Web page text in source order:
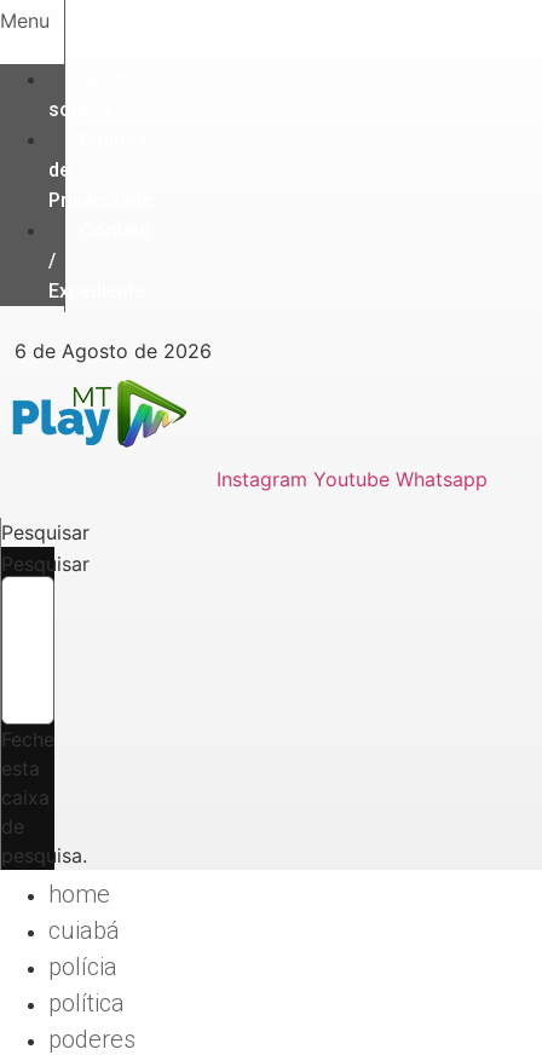
Ir
o
conteúdo
Menu
somos
de
Privacidade
/
Expediente
6 de Agosto de 2026
Instagram Youtube Whatsapp
Pesquisar
Pesquisar
Feche
esta
caixa
de
pesquisa.
home
cuiabá
polícia
política
poderes